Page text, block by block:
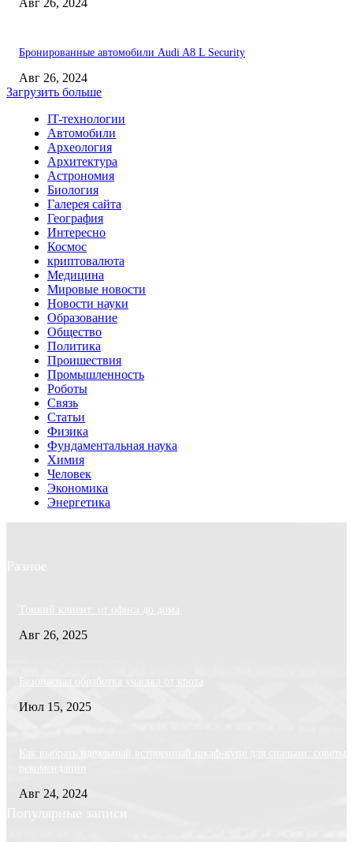
Авг 26, 2024
Бронированные автомобили Audi A8 L Security
Авг 26, 2024
Загрузить больше
IT-технологии
Автомобили
Археология
Архитектура
Астрономия
Биология
Галерея сайта
География
Интересно
Космос
криптовалюта
Медицина
Мировые новости
Новости науки
Образование
Общество
Политика
Проишествия
Промышленность
Роботы
Связь
Статьи
Физика
Фундаментальная наука
Химия
Человек
Экономика
Энергетика
Разное
Тонкий клиент: от офиса до дома
Авг 26, 2025
Безопасная обработка участка от крота
Июл 15, 2025
Как выбрать идеальный встроенный шкаф-купе для спальни: советы
рекомендации
Авг 24, 2024
Популярные записи